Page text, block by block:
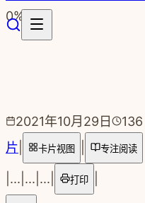
跳转到主要内容
0%
2021年10月29日 136
片
卡片视图 专注阅读
... ... ... 打印